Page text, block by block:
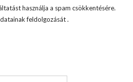
használja a spam csökkentésére.
feldolgozását.